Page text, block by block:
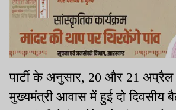
पार्टी के अनुसार, 20 और 21 अप्रैल
मुख्यमंत्री आवास में हुई दो दिवसीय